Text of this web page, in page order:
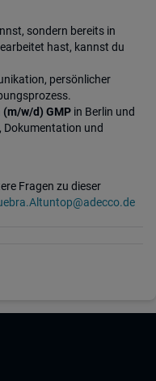
sondern bereits in
hast, kannst du
persönlicher
(m/w/d) GMP in Berlin und
Dokumentation und
Fragen zu dieser